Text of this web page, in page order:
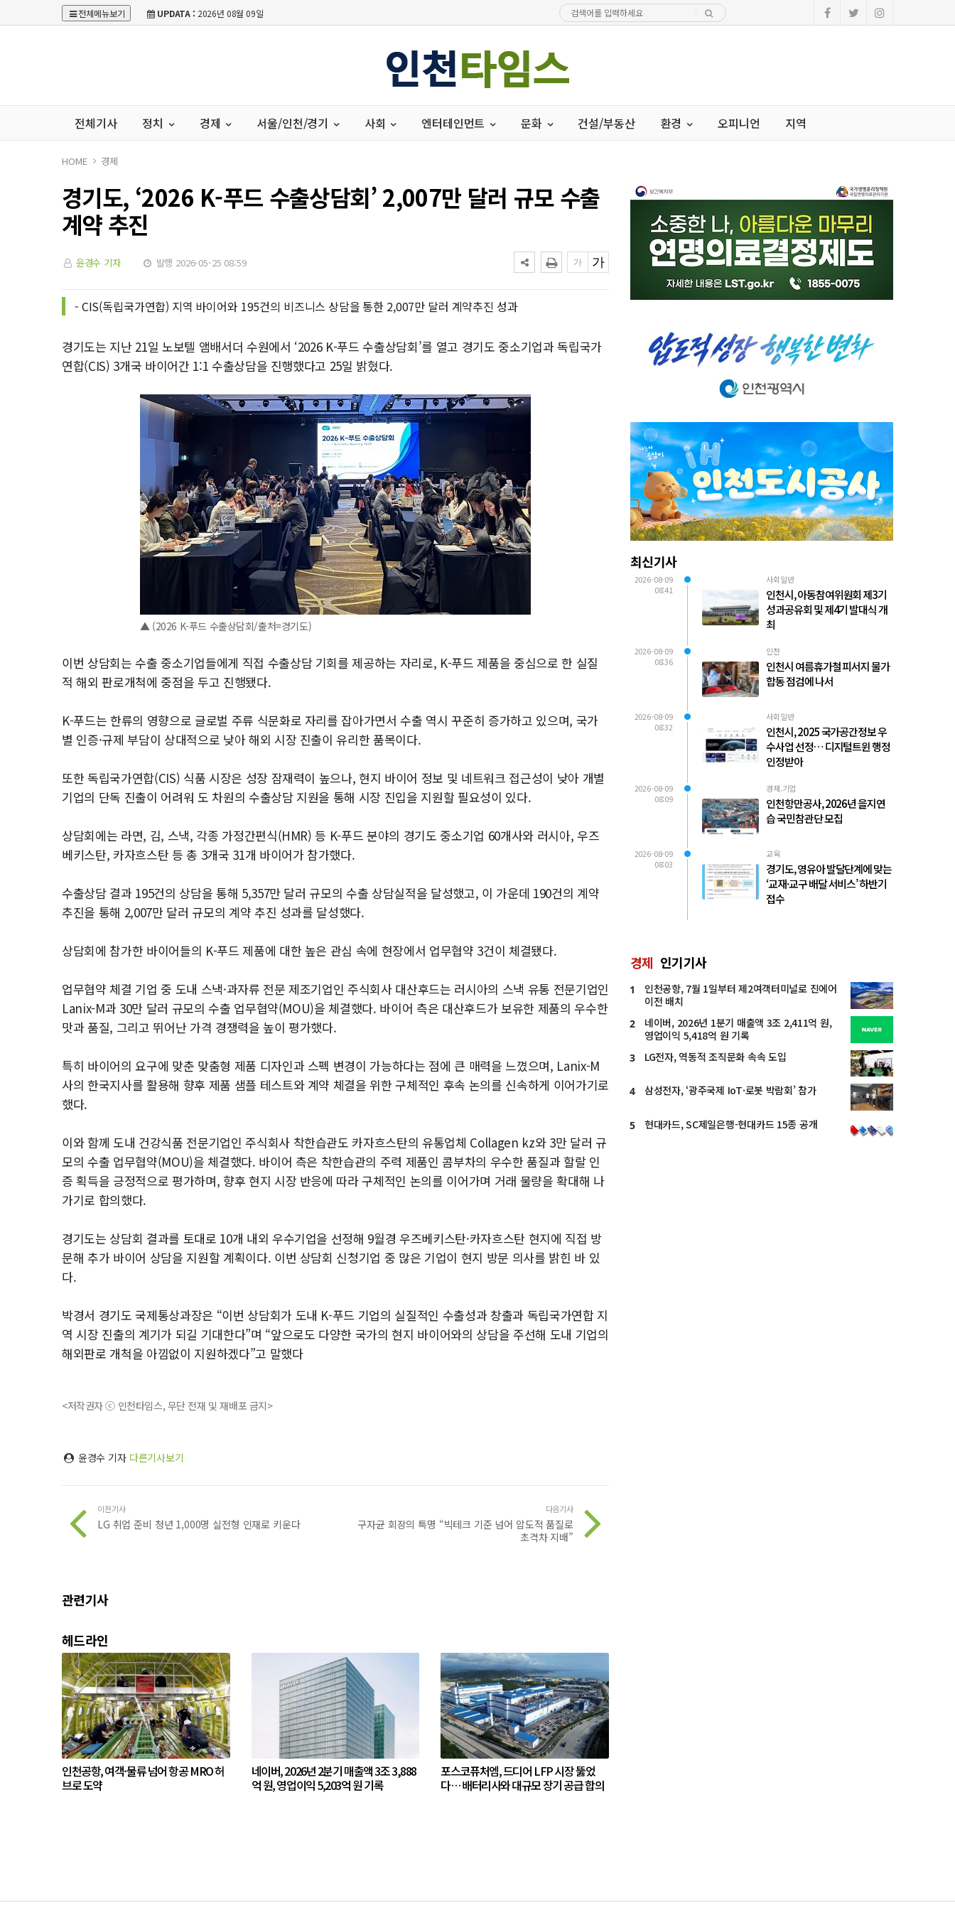
전체메뉴보기 UPDATA : 2026년 08월 09일
전체기사 정치 경제 서울/인천/경기 사회 엔터테인먼트 문화 건설/부동산 환경 오피니언 지역
HOME 경제
경기도, ‘2026 K-푸드 수출상담회’ 2,007만 달러 규모 수출
계약 추진
윤경수 기자 발행 2026-05-25 08:59
- CIS(독립국가연합) 지역 바이어와 195건의 비즈니스 상담을 통한 2,007만 달러 계약추진 성과
경기도는 지난 21일 노보텔 앰배서더 수원에서 ‘2026 K-푸드 수출상담회’를 열고 경기도 중소기업과 독립국가
연합(CIS) 3개국 바이어간 1:1 수출상담을 진행했다고 25일 밝혔다.
▲ (2026 K-푸드 수출상담회/출처=경기도)
이번 상담회는 수출 중소기업들에게 직접 수출상담 기회를 제공하는 자리로, K-푸드 제품을 중심으로 한 실질
적 해외 판로개척에 중점을 두고 진행됐다.
K-푸드는 한류의 영향으로 글로벌 주류 식문화로 자리를 잡아가면서 수출 역시 꾸준히 증가하고 있으며, 국가
별 인증·규제 부담이 상대적으로 낮아 해외 시장 진출이 유리한 품목이다.
또한 독립국가연합(CIS) 식품 시장은 성장 잠재력이 높으나, 현지 바이어 정보 및 네트워크 접근성이 낮아 개별
기업의 단독 진출이 어려워 도 차원의 수출상담 지원을 통해 시장 진입을 지원할 필요성이 있다.
상담회에는 라면, 김, 스낵, 각종 가정간편식(HMR) 등 K-푸드 분야의 경기도 중소기업 60개사와 러시아, 우즈
베키스탄, 카자흐스탄 등 총 3개국 31개 바이어가 참가했다.
수출상담 결과 195건의 상담을 통해 5,357만 달러 규모의 수출 상담실적을 달성했고, 이 가운데 190건의 계약
추진을 통해 2,007만 달러 규모의 계약 추진 성과를 달성했다.
상담회에 참가한 바이어들의 K-푸드 제품에 대한 높은 관심 속에 현장에서 업무협약 3건이 체결됐다.
업무협약 체결 기업 중 도내 스낵·과자류 전문 제조기업인 주식회사 대산후드는 러시아의 스낵 유통 전문기업인
Lanix-M과 30만 달러 규모의 수출 업무협약(MOU)을 체결했다. 바이어 측은 대산후드가 보유한 제품의 우수한
맛과 품질, 그리고 뛰어난 가격 경쟁력을 높이 평가했다.
특히 바이어의 요구에 맞춘 맞춤형 제품 디자인과 스펙 변경이 가능하다는 점에 큰 매력을 느꼈으며, Lanix-M
사의 한국지사를 활용해 향후 제품 샘플 테스트와 계약 체결을 위한 구체적인 후속 논의를 신속하게 이어가기로
했다.
이와 함께 도내 건강식품 전문기업인 주식회사 착한습관도 카자흐스탄의 유통업체 Collagen kz와 3만 달러 규
모의 수출 업무협약(MOU)을 체결했다. 바이어 측은 착한습관의 주력 제품인 콤부차의 우수한 품질과 할랄 인
증 획득을 긍정적으로 평가하며, 향후 현지 시장 반응에 따라 구체적인 논의를 이어가며 거래 물량을 확대해 나
가기로 합의했다.
경기도는 상담회 결과를 토대로 10개 내외 우수기업을 선정해 9월경 우즈베키스탄·카자흐스탄 현지에 직접 방
문해 추가 바이어 상담을 지원할 계획이다. 이번 상담회 신청기업 중 많은 기업이 현지 방문 의사를 밝힌 바 있
다.
박경서 경기도 국제통상과장은 “이번 상담회가 도내 K-푸드 기업의 실질적인 수출성과 창출과 독립국가연합 지
역 시장 진출의 계기가 되길 기대한다”며 “앞으로도 다양한 국가의 현지 바이어와의 상담을 주선해 도내 기업의
해외판로 개척을 아낌없이 지원하겠다”고 말했다
<저작권자 ⓒ 인천타임스, 무단 전재 및 재배포 금지>
윤경수 기자 다른기사보기
이전기사
LG 취업 준비 청년 1,000명 실전형 인재로 키운다
다음기사
구자균 회장의 특명 “빅테크 기준 넘어 압도적 품질로
초격차 지배”
관련기사
헤드라인
인천공항, 여객·물류 넘어 항공 MRO 허
브로 도약
네이버, 2026년 2분기 매출액 3조 3,888
억 원, 영업이익 5,203억 원 기록
포스코퓨처엠, 드디어 LFP 시장 뚫었
다… 배터리사와 대규모 장기 공급 합의
최신기사
2026-08-09
08:41
사회일반
인천시, 아동참여위원회 제3기
성과공유회 및 제4기 발대식 개
최
2026-08-09
08:36
인천
인천시 여름휴가철 피서지 물가
합동 점검에 나서
2026-08-09
08:32
사회일반
인천시, 2025 국가공간정보 우
수사업 선정… 디지털트윈 행정
인정받아
2026-08-09
08:09
경제.기업
인천항만공사, 2026년 을지연
습 국민참관단 모집
2026-08-09
08:03
교육
경기도, 영유아 발달단계에 맞는
‘교재·교구 배달 서비스’ 하반기
접수
경제 인기기사
1
인천공항, 7월 1일부터 제2여객터미널로 진에어
이전 배치
2
네이버, 2026년 1분기 매출액 3조 2,411억 원,
영업이익 5,418억 원 기록
3 LG전자, 역동적 조직문화 속속 도입
4 삼성전자, ‘광주국제 IoT·로봇 박람회’ 참가
5 현대카드, SC제일은행-현대카드 15종 공개